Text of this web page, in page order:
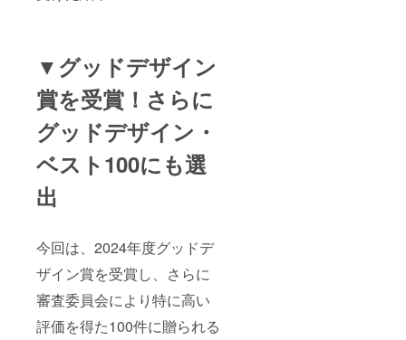
▼グッドデザイン
賞を受賞！さらに
グッドデザイン・
ベスト100にも選
出
今回は、2024年度グッドデ
ザイン賞を受賞し、さらに
審査委員会により特に高い
評価を得た100件に贈られる